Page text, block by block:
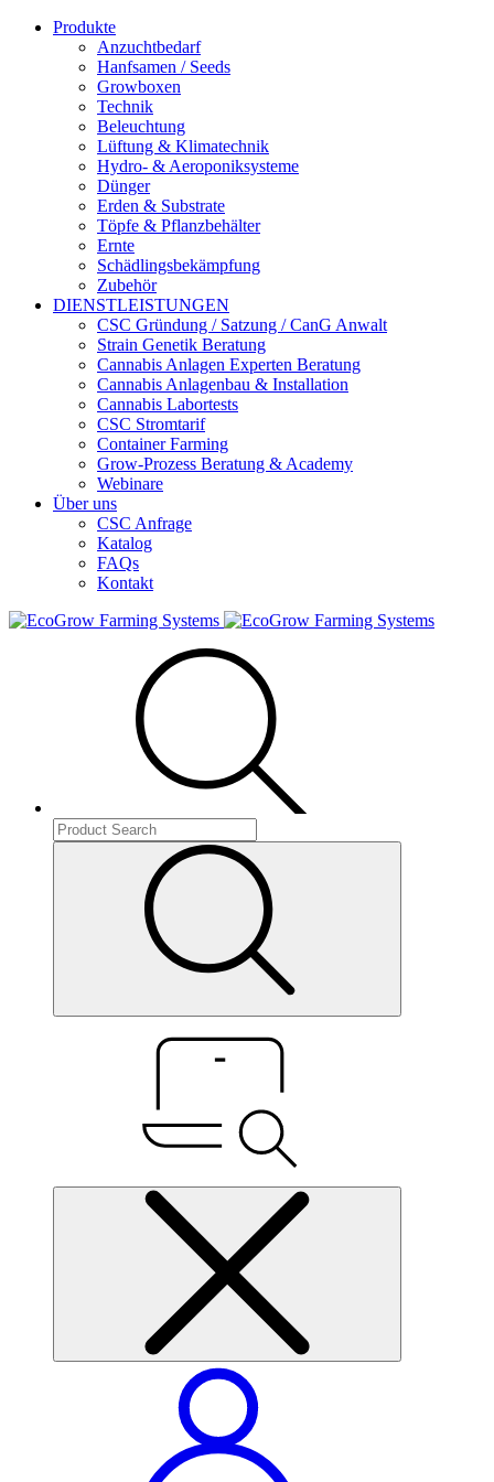
Produkte
Anzuchtbedarf
Hanfsamen / Seeds
Growboxen
Technik
Beleuchtung
Lüftung & Klimatechnik
Hydro- & Aeroponiksysteme
Dünger
Erden & Substrate
Töpfe & Pflanzbehälter
Ernte
Schädlingsbekämpfung
Zubehör
DIENSTLEISTUNGEN
CSC Gründung / Satzung / CanG Anwalt
Strain Genetik Beratung
Cannabis Anlagen Experten Beratung
Cannabis Anlagenbau & Installation
Cannabis Labortests
CSC Stromtarif
Container Farming
Grow-Prozess Beratung & Academy
Webinare
Über uns
CSC Anfrage
Katalog
FAQs
Kontakt